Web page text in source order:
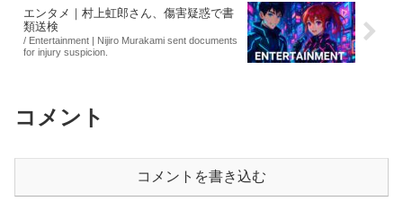
エンタメ｜村上虹郎さん、傷害疑惑で書
類送検
/ Entertainment | Nijiro Murakami sent documents
for injury suspicion.
コメント
コメントを書き込む